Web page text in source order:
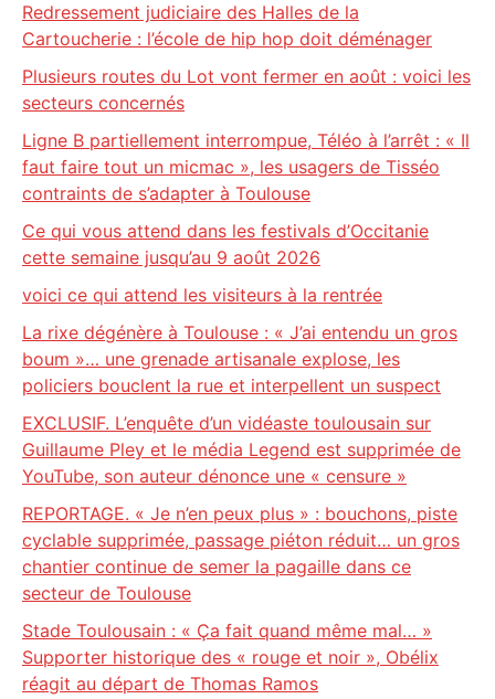
Redressement judiciaire des Halles de la
Cartoucherie : l’école de hip hop doit déménager
Plusieurs routes du Lot vont fermer en août : voici les
secteurs concernés
Ligne B partiellement interrompue, Téléo à l’arrêt : « Il
faut faire tout un micmac », les usagers de Tisséo
contraints de s’adapter à Toulouse
Ce qui vous attend dans les festivals d’Occitanie
cette semaine jusqu’au 9 août 2026
voici ce qui attend les visiteurs à la rentrée
La rixe dégénère à Toulouse : « J’ai entendu un gros
boum »… une grenade artisanale explose, les
policiers bouclent la rue et interpellent un suspect
EXCLUSIF. L’enquête d’un vidéaste toulousain sur
Guillaume Pley et le média Legend est supprimée de
YouTube, son auteur dénonce une « censure »
REPORTAGE. « Je n’en peux plus » : bouchons, piste
cyclable supprimée, passage piéton réduit… un gros
chantier continue de semer la pagaille dans ce
secteur de Toulouse
Stade Toulousain : « Ça fait quand même mal… »
Supporter historique des « rouge et noir », Obélix
réagit au départ de Thomas Ramos